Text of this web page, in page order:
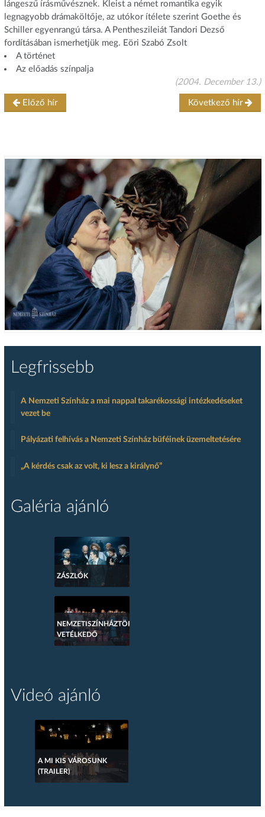
lángeszű írásművésznek. Kleist a német romantika egyik
legnagyobb drámaköltője, az utókor ítélete szerint Goethe és
Schiller egyenrangú társa. A Pentheszileiát Tandori Dezső
fordításában ismerhetjük meg. Eöri Szabó Zsolt
A történet
Az előadás színpalja
(2004. December 13.)
Előző hír Következő hír
Legfrissebb
A Nemzeti Színház a mai nappal takarékossági intézkedéseket
vezet be
Pályázati felhívás a Nemzeti Színház büféinek üzemeltetésére
„A kérdés csak az volt, ki lesz a királynő”
Galéria ajánló
ZÁSZLÓK
NEMZETISZÍNHÁZTÖRTÉNETI
VETÉLKEDŐ
Videó ajánló
A MI KIS VÁROSUNK
(TRAILER)